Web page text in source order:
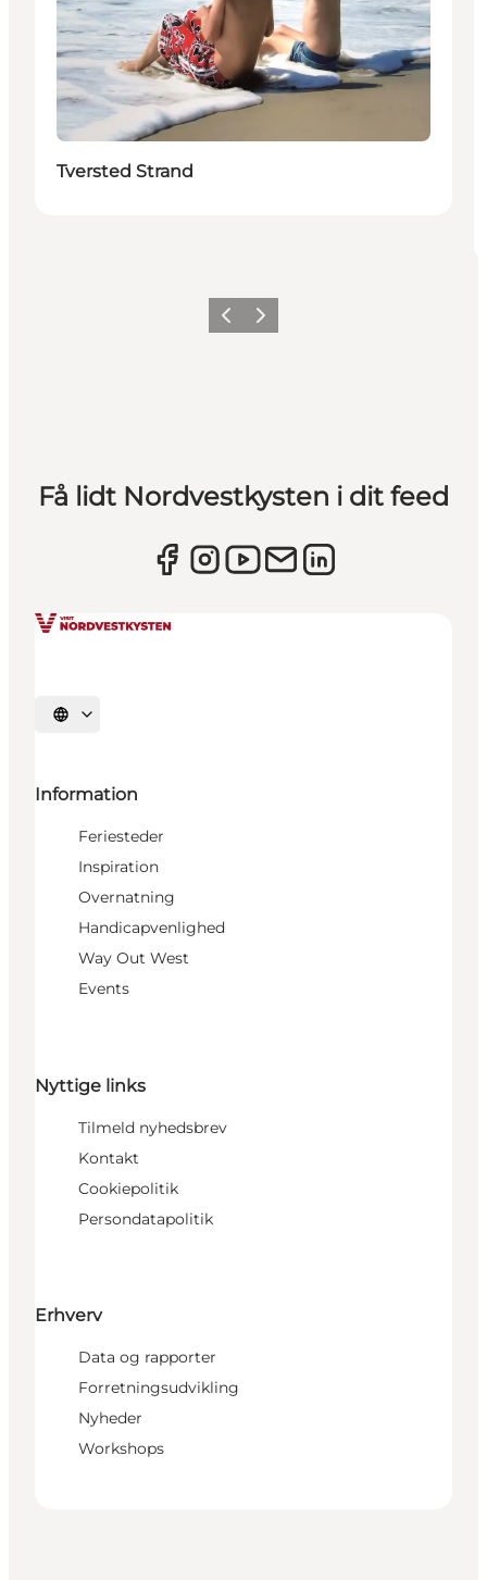
Tversted Strand
ForrigeNæste
Få lidt Nordvestkysten i dit feed
Vælg sprog
Information
Feriesteder
Inspiration
Overnatning
Handicapvenlighed
Way Out West
Events
Nyttige links
Tilmeld nyhedsbrev
Kontakt
Cookiepolitik
Persondatapolitik
Erhverv
Data og rapporter
Forretningsudvikling
Nyheder
Workshops